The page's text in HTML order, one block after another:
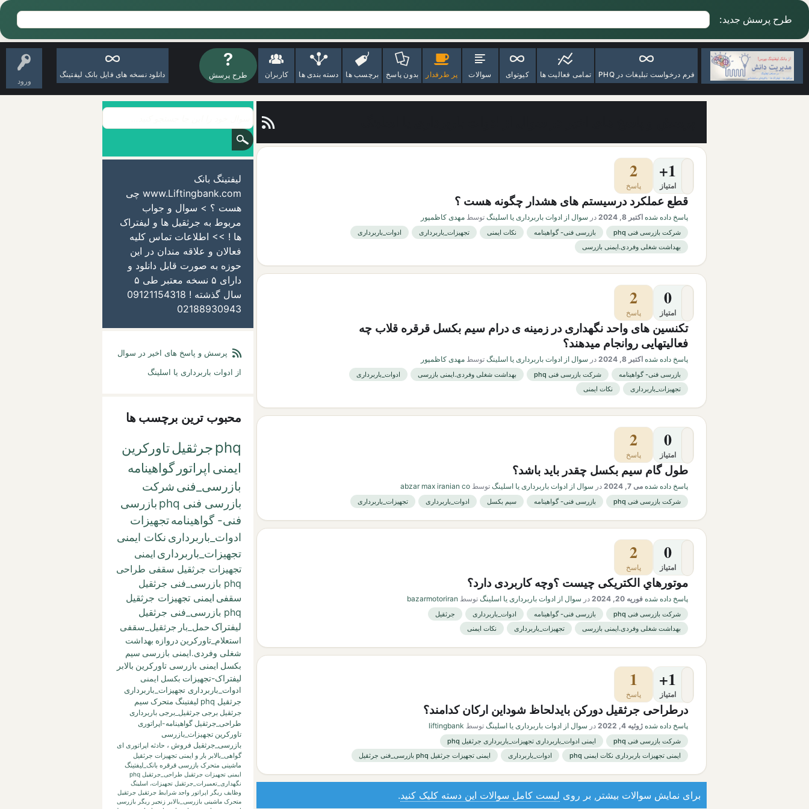
طرح پرسش جدید:
ورود
فرم درخواست تبلیغات در PHQ تمامی فعالیت ها کیوتوای سوالات پر طرفدار بدون پاسخ برچسب ها دسته بندی ها کاربران طرح پرسش دانلود نسخه های فایل بانک لیفتینگ
+1
امتیاز
2
پاسخ
قطع عملکرد درسیستم های هشدار چگونه هست ؟
پاسخ داده شده اکتبر 8, 2024 در سوال از ادوات باربرداری یا اسلینگ توسط مهدی کاظمپور
شرکت بازرسی فنی phq بازرسی فنی- گواهینامه نکات ایمنی تجهیزات_باربرداری
ادوات_باربرداری
بهداشت شغلی وفردی.ایمنی بازرسی
0
امتیاز
2
پاسخ
تکنسین های واحد نگهداری در زمینه ی درام سیم بکسل قرقره قلاب چه
فعالیتهایی روانجام میدهند؟
پاسخ داده شده اکتبر 8, 2024 در سوال از ادوات باربرداری یا اسلینگ توسط مهدی کاظمپور
بازرسی فنی- گواهینامه شرکت بازرسی فنی phq بهداشت شغلی وفردی.ایمنی بازرسی
ادوات_باربرداری
تجهیزات_باربرداری
نکات ایمنی
0
امتیاز
2
پاسخ
طول گام سیم بکسل چقدر باید باشد؟
پاسخ داده شده می 7, 2024 در سوال از ادوات باربرداری یا اسلینگ توسط abzar max iranian co
شرکت بازرسی فنی phq بازرسی فنی- گواهینامه سیم بکسل ادوات_باربرداری تجهیزات_باربرداری
0
امتیاز
2
پاسخ
موتورهاي الکتریکی چیست ؟وچه کاربردی دارد؟
پاسخ داده شده فوریه 20, 2024 در سوال از ادوات باربرداری یا اسلینگ توسط bazarmotoriran
شرکت بازرسی فنی phq بازرسی فنی- گواهینامه ادوات_باربرداری
جرثقیل
بهداشت شغلی وفردی.ایمنی بازرسی
تجهیزات_باربرداری نکات ایمنی
+1
امتیاز
1
پاسخ
درطراحی جرثقیل دورکن بایدلحاظ شوداین ارکان کدامند؟
پاسخ داده شده ژوئیه 4, 2022 در سوال از ادوات باربرداری یا اسلینگ توسط liftingbank
شرکت بازرسی فنی phq
ایمنی ادوات_باربرداری تجهیزات_باربرداری جرثقیل phq
ایمنی تجهیزات باربرداری نکات ایمنی phq
ادوات_باربرداری ایمنی تجهیزات جرثقیل phq بازرسی_فنی جرثقیل
برای نمایش سوالات بیشتر, بر روی لیست کامل سوالات این دسته کلیک کنید.
لیفتینگ بانک
www.Liftingbank.com چی
هست ؟ > سوال و جواب
مربوط به جرثقیل ها و لیفتراک
ها ! >> اطلاعات تماس کلیه
فعالان و علاقه مندان در این
حوزه به صورت قابل دانلود و
دارای ۵ نسخه معتبر طی ۵
سال گذشته ! 09121154318
02188930943
پرسش و پاسخ های اخیر در سوال
از ادوات باربرداری یا اسلینگ
محبوب ترین برچسب ها
phqجرثقیلتاورکرین
ایمنی اپراتور گواهینامه
بازرسی_فنی شرکت
بازرسی فنی phq
بازرسی
فنی- گواهینامهتجهیزات
ادوات_باربرداری نکات ایمنی
تجهیزات_باربرداری ایمنی
تجهیزات جرثقیل سقفی طراحی
phq بازرسی_فنی جرثقیل
سقفی ایمنی تجهیزات جرثقیل
phq بازرسی_فنی جرثقیل
لیفتراک حمل_بار جرثقیل_سقفی
استعلام_تاورکرین دروازه بهداشت
شغلی وفردی.ایمنی بازرسی سیم
بکسل ایمنی بازرسی تاورکرین بالابر
لیفتراک-تجهیزات بکسل ایمنی
ادوات_باربرداری تجهیزات_باربرداری
جرثقیل phq
لیفتینگ متحرک سیم
جرثقیل برجی جرثقیل_برجی باربرداری
طراحی_جرثقیل گواهینامه-اپراتوری
تاورکرین تجهیزات_بازرسی
بازرسی_جرثقیل فروش ، حادثه اپراتوری ای
گواهی_بالابر بار و ایمنی تجهیزات جرثقیل
ماشینی متحرک بازرسی قرقره بانک_لیفتینگ
ایمنی تجهیزات جرثقیل طراحی_جرثقیل phq
نگهداری_تعمیرات_جرثقیل تجهیزات، اسلینگ
وظایف ریگر اپراتور واجد شرایط جرثقیل جرثقیل
متحرک ماشینی بازرسی_بالابر زنجیر ریگر بازرسی